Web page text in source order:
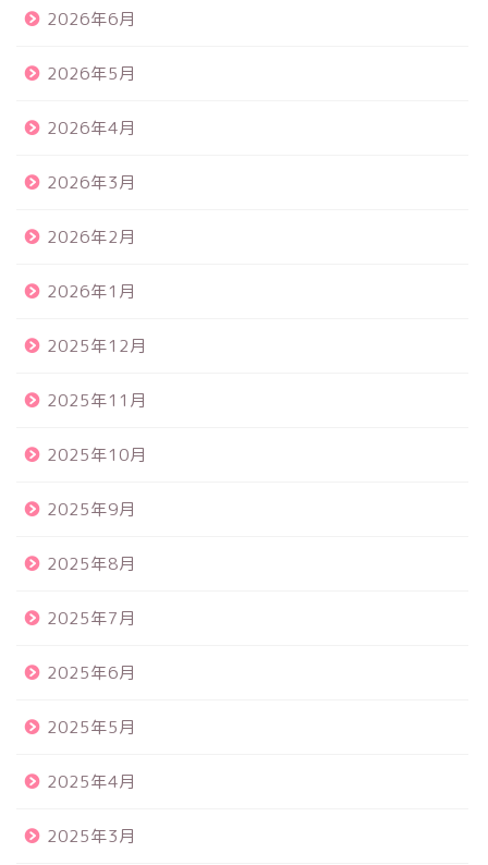
2026年6月
2026年5月
2026年4月
2026年3月
2026年2月
2026年1月
2025年12月
2025年11月
2025年10月
2025年9月
2025年8月
2025年7月
2025年6月
2025年5月
2025年4月
2025年3月